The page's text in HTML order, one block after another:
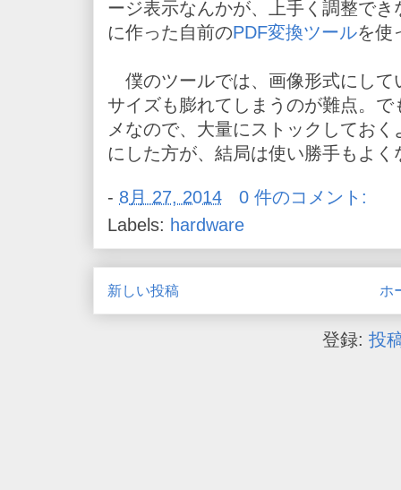
ージ表示なんかが、上手く調整で
に作った自前のPDF変換ツールを使
僕のツールでは、画像形式にして
サイズも膨れてしまうのが難点。
メなので、大量にストックしてお
にした方が、結局は使い勝手もよく
- 8月 27, 2014
0 件のコメント:
Labels: hardware
新しい投稿 ホ
登録:投